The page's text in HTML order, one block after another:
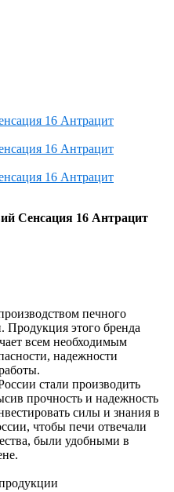
Сенсация 16 Антрацит
печного
Продукция этого бренда
всем необходимым
надежности
стали производить
прочность и надежность
силы и знания в
чтобы печи отвечали
были удобными в